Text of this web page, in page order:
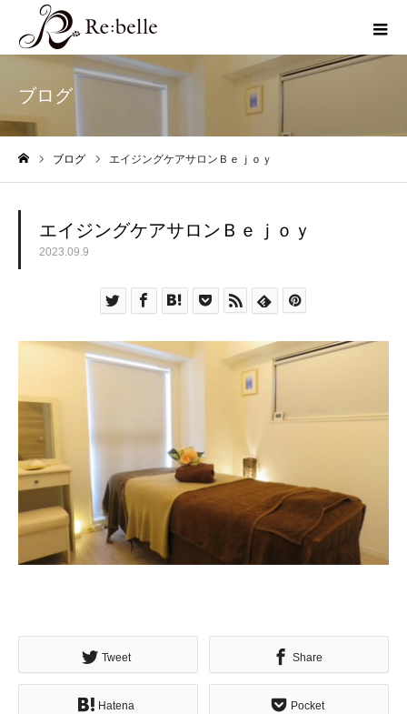
ブログ
ブログ エイジングケアサロンＢｅｊｏｙ
エイジングケアサロンＢｅｊｏｙ
2023.09.9
Tweet Share
Hatena Pocket